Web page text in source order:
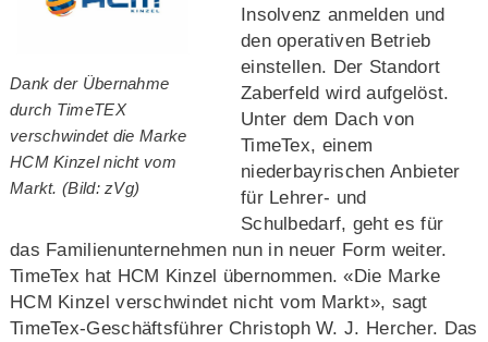
Dank der Übernahme
durch TimeTEX
verschwindet die Marke
HCM Kinzel nicht vom
Markt. (Bild: zVg)
Insolvenz anmelden und
den operativen Betrieb
einstellen. Der Standort
Zaberfeld wird aufgelöst.
Unter dem Dach von
TimeTex, einem
niederbayrischen Anbieter
für Lehrer- und
Schulbedarf, geht es für
das Familienunternehmen nun in neuer Form weiter.
TimeTex hat HCM Kinzel übernommen. «Die Marke
HCM Kinzel verschwindet nicht vom Markt», sagt
TimeTex-Geschäftsführer Christoph W. J. Hercher. Das